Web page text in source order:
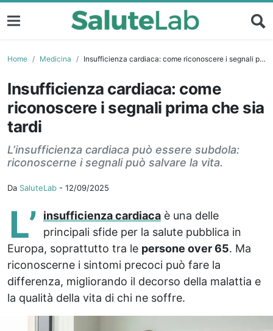
Home Medicina Insufficienza cardiaca: come riconoscere i segnali prima che sia tardi
Insufficienza cardiaca: come
riconoscere i segnali prima che sia
tardi
L’insufficienza cardiaca può essere subdola:
riconoscerne i segnali può salvare la vita.
Da SaluteLab - 12/09/2025
L’ insufficienza cardiaca è una delle
principali sfide per la salute pubblica in
Europa, soprattutto tra le persone over 65. Ma
riconoscerne i sintomi precoci può fare la
differenza, migliorando il decorso della malattia e
la qualità della vita di chi ne soffre.